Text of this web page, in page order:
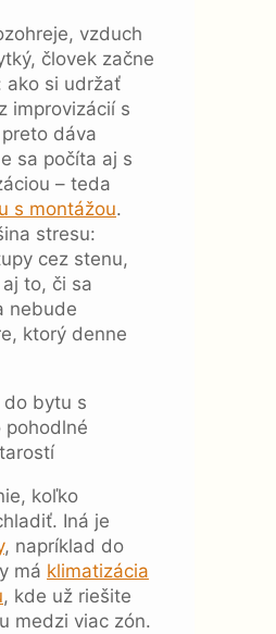
vzduch
človek začne
ako si udržať
improvizácií s
dáva
sa počíta aj s
– teda
s montážou.
stresu:
cez stenu,
to, či sa
nebude
ktorý denne
koľko
Iná je
, napríklad do
má klimatizácia
, kde už riešite
medzi viac zón.